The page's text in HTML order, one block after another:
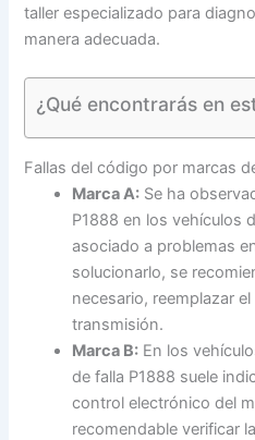
taller especializado para
manera adecuada.
¿Qué encontrarás en
Fallas del código por marcas
Marca A: Se ha
P1888 en los vehículos
asociado a problemas
solucionarlo, se
necesario, reemplazar
transmisión.
Marca B: En los
de falla P1888 suele
control electrónico del
recomendable verificar